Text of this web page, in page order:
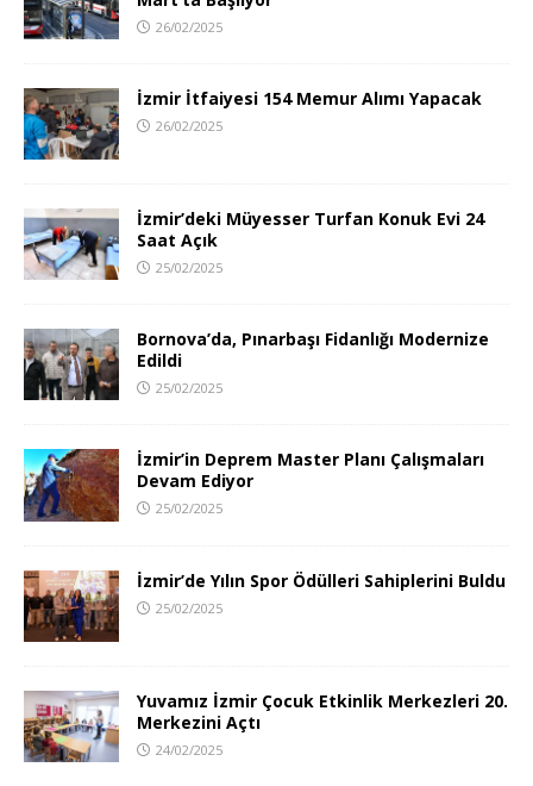
26/02/2025
İzmir İtfaiyesi 154 Memur Alımı Yapacak
26/02/2025
İzmir’deki Müyesser Turfan Konuk Evi 24
Saat Açık
25/02/2025
Bornova’da, Pınarbaşı Fidanlığı Modernize
Edildi
25/02/2025
İzmir’in Deprem Master Planı Çalışmaları
Devam Ediyor
25/02/2025
İzmir’de Yılın Spor Ödülleri Sahiplerini Buldu
25/02/2025
Yuvamız İzmir Çocuk Etkinlik Merkezleri 20.
Merkezini Açtı
24/02/2025